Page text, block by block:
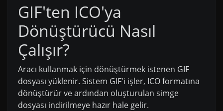
GIF'ten ICO'ya
Dönüştürücü Nasıl
Çalışır?
Aracı kullanmak için dönüştürmek istenen GIF
dosyası yüklenir. Sistem GIF'i işler, ICO formatına
dönüştürür ve ardından oluşturulan simge
dosyası indirilmeye hazır hale gelir.